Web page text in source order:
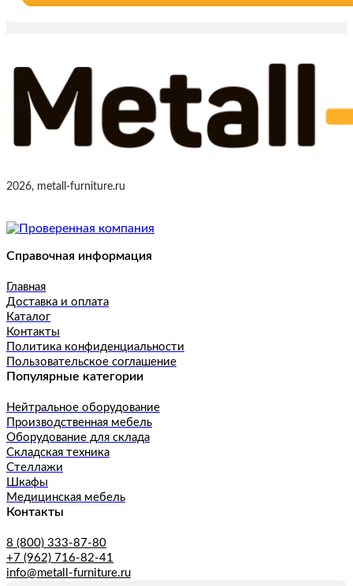
2026, metall-furniture.ru
Справочная информация
Главная
Доставка и оплата
Каталог
Контакты
Политика конфиденциальности
Пользовательское соглашение
Популярные категории
Нейтральное оборудование
Производственная мебель
Оборудование для склада
Складская техника
Стеллажи
Шкафы
Медицинская мебель
Контакты
8 (800) 333-87-80
+7 (962) 716-82-41
info@metall-furniture.ru